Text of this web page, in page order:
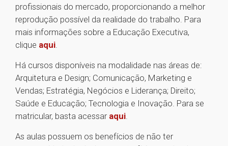
profissionais do mercado, proporcionando a melhor
reprodução possível da realidade do trabalho. Para
mais informações sobre a Educação Executiva,
clique aqui.
Há cursos disponíveis na modalidade nas áreas de:
Arquitetura e Design; Comunicação, Marketing e
Vendas; Estratégia, Negócios e Liderança; Direito;
Saúde e Educação; Tecnologia e Inovação. Para se
matricular, basta acessar aqui.
As aulas possuem os benefícios de não ter